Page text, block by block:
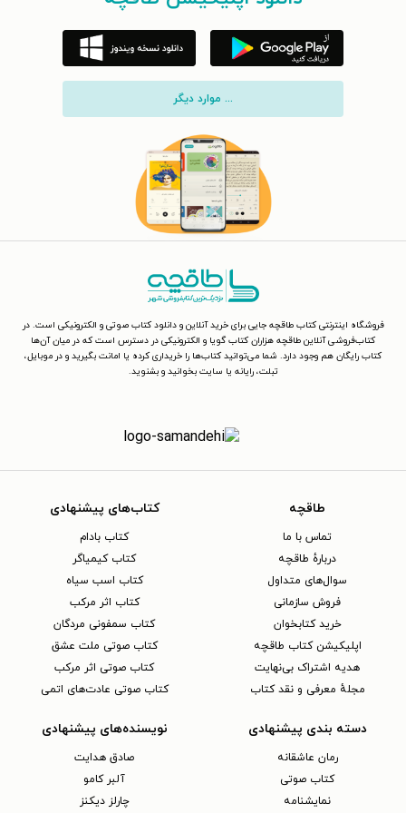
... موارد دیگر
فروشگاه اینترنتی کتاب طاقچه جایی برای خرید آنلاین و دانلود کتاب صوتی و الکترونیکی است. در
کتاب‌فروشی آنلاین طاقچه هزاران کتاب گویا و الکترونیکی در دسترس است که در میان آن‌ها
کتاب رایگان هم وجود دارد. شما می‌توانید کتاب‌ها را خریداری کرده یا امانت بگیرید و در موبایل،
تبلت، رایانه یا سایت بخوانید و بشنوید.
طاقچه
تماس با ما
دربارهٔ طاقچه
سوال‌های متداول
فروش سازمانی
خرید کتابخوان
اپلیکیشن کتاب طاقچه
هدیه اشتراک بی‌نهایت
مجلهٔ معرفی و نقد کتاب
کتاب‌های پیشنهادی
کتاب بادام
کتاب کیمیاگر
کتاب اسب سیاه
کتاب اثر مرکب
کتاب سمفونی مردگان
کتاب صوتی ملت عشق
کتاب صوتی اثر مرکب
کتاب صوتی عادت‌های اتمی
دسته بندی پیشنهادی
رمان عاشقانه
کتاب‌ صوتی
نمایشنامه
نویسنده‌های پیشنهادی
صادق هدایت
آلبر کامو
چارلز دیکنز